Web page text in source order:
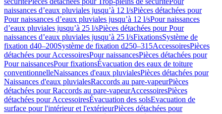
naissances d’eaux pluviales jusqu’à 12 l/sPièces détachées pour
Pour naissances d’eaux pluviales jusqu’à 12 l/sPour naissances
d’eaux pluviales jusqu’à 25 l/sPièces détachées pour Pour
naissances d’eaux pluviales jusqu’à 25 l/sFixationsSystème de
fixation d40–200Système de fixation d250–315AccessoiresPièces
détachées pour AccessoiresPour naissancesPièces détachées pour
Pour naissancesPour fixationsÉvacuation des eaux de toiture
conventionnelleNaissances d'eaux pluvialesPièces détachées pour
Naissances d'eaux pluvialesRaccords au pare-vapeurPièces
détachées pour Raccords au pare-vapeurAccessoiresPièces
détachées pour AccessoiresÉvacuation des solsEvacuation de
surface pour l'intérieur et l'extérieurPièces détachées pour